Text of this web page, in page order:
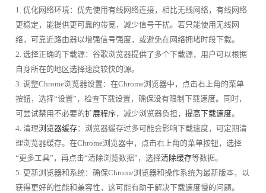
1. 优化网络环境：优先使用有线网络连接，相比无线网络，有线网络
更稳定，能提供更可靠的带宽，减少信号干扰。若只能使用无线网
络，可靠近路由器以增强信号强度，或避免在网络拥堵时段下载。
2. 选择正确的下载源：谷歌浏览器提供了多个下载源，用户可以根据
自身所在的地区选择速度较快的源。
3. 调整Chrome浏览器设置：在Chrome浏览器中，点击右上角的菜单
按钮，选择“设置”，检查下载设置，确保没有限制下载速度。同时，
可尝试禁用不必要的扩展程序，减少浏览器负担， 提高下载速度。
4. 清理浏览器缓存：浏览器缓存过多可能会影响下载速度，可定期清
理浏览器缓存。在Chrome浏览器中，点击右上角的菜单按钮，选择
“更多工具”，再点击“清除浏览数据”，选择清除缓存等数据。
5. 更新浏览器和系统：确保Chrome浏览器和操作系统为最新版本，以
获得更好的性能和兼容性，这可能有助于解决下载速度慢的问题。